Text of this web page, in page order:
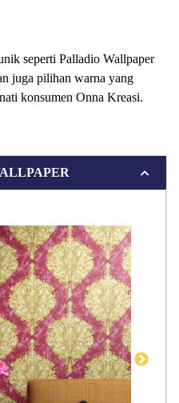
seperti Palladio Wallpaper
juga pilihan warna yang
konsumen Onna Kreasi.